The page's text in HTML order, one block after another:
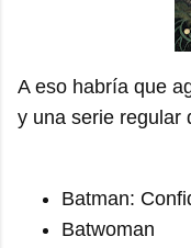
A eso habría que
y una serie regular
Batman:
Batwoman